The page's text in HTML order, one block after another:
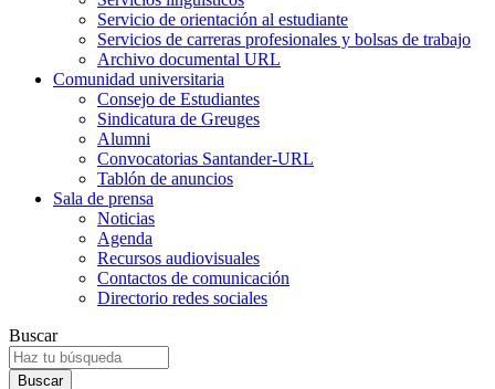
Servicio de orientación al estudiante
Servicios de carreras profesionales y bolsas de trabajo
Archivo documental URL
Comunidad universitaria
Consejo de Estudiantes
Sindicatura de Greuges
Alumni
Convocatorias Santander-URL
Tablón de anuncios
Sala de prensa
Noticias
Agenda
Recursos audiovisuales
Contactos de comunicación
Directorio redes sociales
Buscar